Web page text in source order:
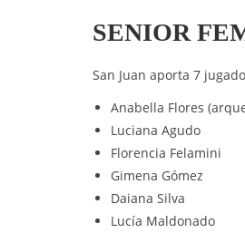
SENIOR
San Juan aporta 7
Anabella Flores
Luciana Agudo
Florencia Felamini
Gimena Gómez
Daiana Silva
Lucía Maldonado